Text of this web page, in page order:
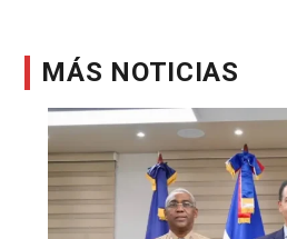
MÁS NOTICIAS